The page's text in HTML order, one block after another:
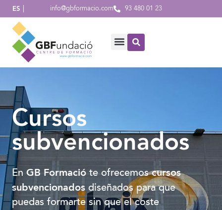
ES info@gbformacio.com 93 480 01 23
Cursos
subvencionados
EnGB Formacióte ofrecemoscursos
subvencionadosdiseñados para que
puedas formarte sin que el coste